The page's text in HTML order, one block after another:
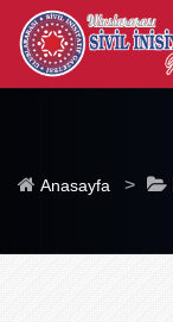
Anasayfa >